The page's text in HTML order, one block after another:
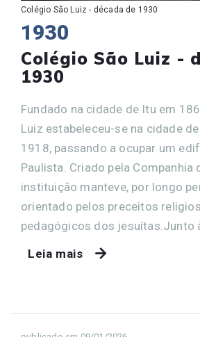
Colégio São Luiz - década de 1930
1930
Colégio São Luiz -
1930
Fundado na cidade de Itu em
Luiz estabeleceu-se na cidade
1918, passando a ocupar um
Paulista. Criado pela Companhia
instituição manteve, por longo
orientado pelos preceitos
pedagógicos dos jesuítas.Junto
Leia mais